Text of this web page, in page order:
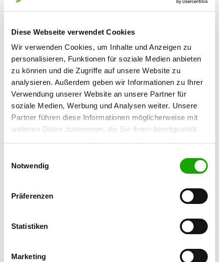
Diese Webseite verwendet Cookies
Wir verwenden Cookies, um Inhalte und Anzeigen zu
personalisieren, Funktionen für soziale Medien anbieten
zu können und die Zugriffe auf unsere Website zu
analysieren. Außerdem geben wir Informationen zu Ihrer
Verwendung unserer Website an unsere Partner für
soziale Medien, Werbung und Analysen weiter. Unsere
Partner führen diese Informationen möglicherweise mit
weiteren Daten zusammen, die Sie ihnen bereitgestellt
Cookies, wenn Sie unsere Webseite weiterhin nutzen.
Notwendig
Präferenzen
Statistiken
Marketing
OG - Gelsenkirchen-Rotthausen
45884 Gelsenkirchen
OG - Gladbeck
Details
Ellinghorsterstr. 132
45964 Gladbeck
OG - Gladbeck-Brauck
Kösheide 78 a
45964 Gladbeck
Details
45968 Gladbeck
OG - Haltern e.V.
Details
45721 Haltern